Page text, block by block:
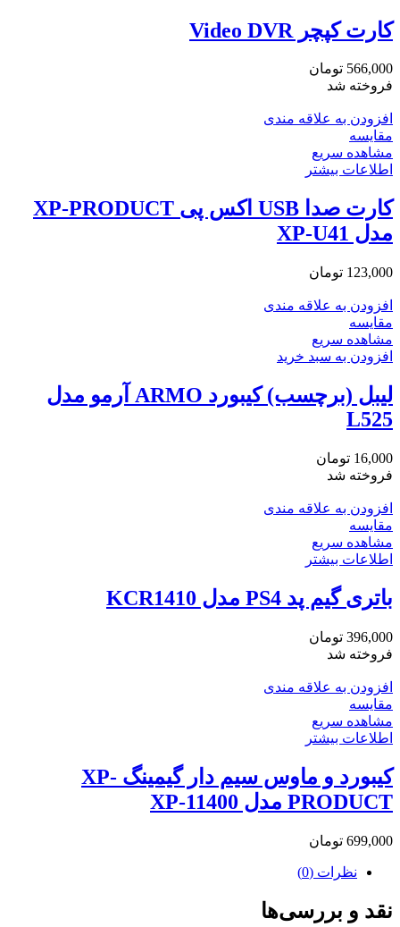
کارت کپچر Video DVR
566,000 تومان
فروخته شد
افزودن به علاقه مندی
مقایسه
مشاهده سریع
اطلاعات بیشتر
کارت صدا USB اکس پی XP-PRODUCT
مدل XP-U41
123,000 تومان
افزودن به علاقه مندی
مقایسه
مشاهده سریع
افزودن به سبد خرید
لیبل (برچسب) کیبورد ARMO آرمو مدل
L525
16,000 تومان
فروخته شد
افزودن به علاقه مندی
مقایسه
مشاهده سریع
اطلاعات بیشتر
باتری گیم پد PS4 مدل KCR1410
396,000 تومان
فروخته شد
افزودن به علاقه مندی
مقایسه
مشاهده سریع
اطلاعات بیشتر
کیبورد و ماوس سیم دار گیمینگ XP-
PRODUCT مدل XP-11400
699,000 تومان
نظرات (0)
نقد و بررسی‌ها